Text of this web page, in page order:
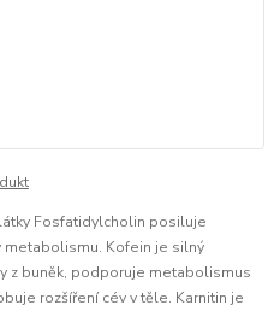
Fosfatidylcholin posiluje
metabolismu. Kofein je silný
z buněk, podporuje metabolismus
rozšíření cév v těle. Karnitin je